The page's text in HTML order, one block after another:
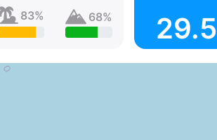
83% 68% 29.5